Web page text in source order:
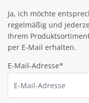
Ja, ich möchte
regelmäßig und
Ihrem
per E-Mail erhalten.
E-Mail-Adresse*